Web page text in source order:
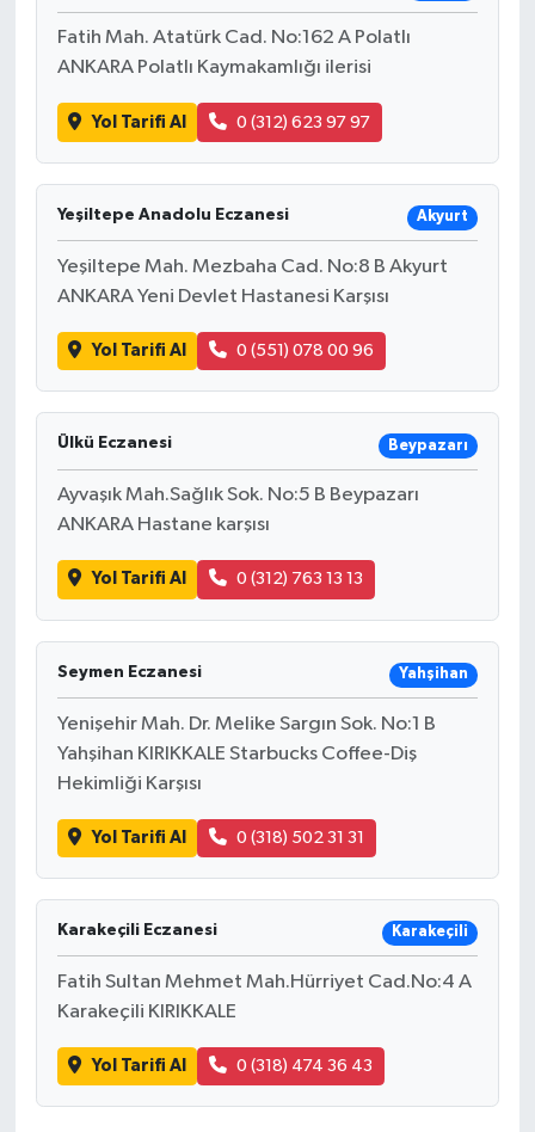
Fatih Mah. Atatürk Cad. No:162 A Polatlı
ANKARA Polatlı Kaymakamlığı ilerisi
Yol Tarifi Al 0 (312) 623 97 97
Yeşiltepe Anadolu Eczanesi Akyurt
Yeşiltepe Mah. Mezbaha Cad. No:8 B Akyurt
ANKARA Yeni Devlet Hastanesi Karşısı
Yol Tarifi Al 0 (551) 078 00 96
Ülkü Eczanesi Beypazarı
Ayvaşık Mah.Sağlık Sok. No:5 B Beypazarı
ANKARA Hastane karşısı
Yol Tarifi Al 0 (312) 763 13 13
Seymen Eczanesi Yahşihan
Yenişehir Mah. Dr. Melike Sargın Sok. No:1 B
Yahşihan KIRIKKALE Starbucks Coffee-Diş
Hekimliği Karşısı
Yol Tarifi Al 0 (318) 502 31 31
Karakeçili Eczanesi Karakeçili
Fatih Sultan Mehmet Mah.Hürriyet Cad.No:4 A
Karakeçili KIRIKKALE
Yol Tarifi Al 0 (318) 474 36 43